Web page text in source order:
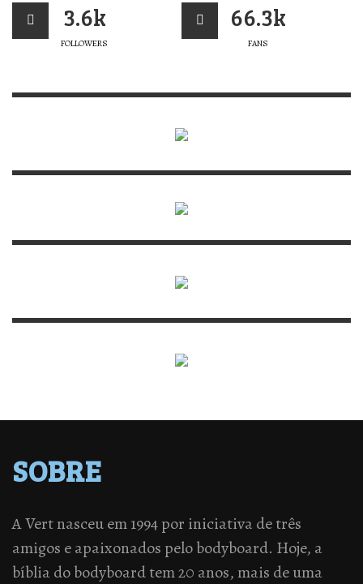
3.6k
FOLLOWERS
66.3k
FANS
SOBRE
A Vert nasceu em 1994 por iniciativa de três
amigos e apaixonados pelo bodyboard. Hoje, a
bíblia do bodyboard tem 20 anos, mais de uma